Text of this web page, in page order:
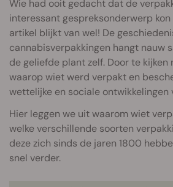
Wie had ooit gedacht dat de
interessant gespreksonderwerp
artikel blijkt van wel! De
cannabisverpakkingen hangt nauw
de geliefde plant zelf. Door te kijken
waarop wiet werd verpakt en
wettelijke en sociale ontwikkelingen
Hier leggen we uit waarom wiet
welke verschillende soorten
deze zich sinds de jaren 1800
snel verder.